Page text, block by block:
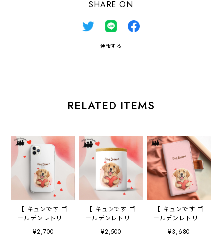
SHARE ON
通報する
RELATED ITEMS
【 キュンです ゴ
ールデンレトリバ
ー 】 スマホケー
ス クリアソフト
¥2,700
【 キュンです ゴ
ールデンレトリバ
ー 】 キャニスタ
ー 保存容器 お
¥2,500
【 キュンです ゴ
ールデンレトリバ
ー 】 手帳 スマホ
ケース 犬 うち
¥3,680